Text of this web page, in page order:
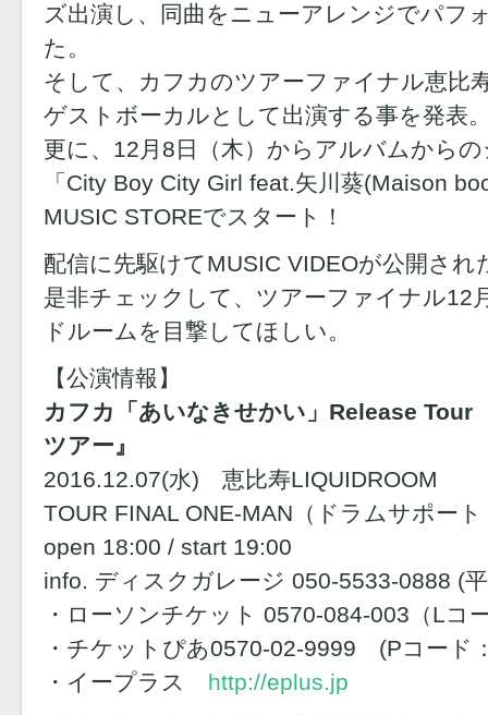
ズ出演し、同曲をニューアレンジでパフ
た。
そして、カフカのツアーファイナル恵比
ゲストボーカルとして出演する事を発表
更に、12月8日（木）からアルバムから
「City Boy City Girl feat.矢川葵(Maison
MUSIC STOREでスタート！
配信に先駆けてMUSIC VIDEOが公開され
是非チェックして、ツアーファイナル12
ドルームを目撃してほしい。
【公演情報】
カフカ「あいなきせかい」Release Tour
ツアー』
2016.12.07(水) 恵比寿LIQUIDROOM
TOUR FINAL ONE-MAN（ドラムサポー
open 18:00 / start 19:00
info. ディスクガレージ 050-5533-0888 (
・ローソンチケット 0570-084-003（Lコ
・チケットぴあ0570-02-9999 (Pコード
・イープラス http://eplus.jp